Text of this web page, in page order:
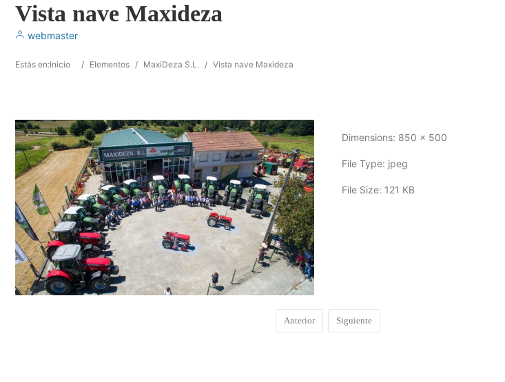
Vista nave Maxideza
webmaster
Estás en:Inicio / Elementos / MaxiDeza S.L. / Vista nave Maxideza
Dimensions: 850 x 500
File Type: jpeg
File Size: 121 KB
Anterior Siguiente